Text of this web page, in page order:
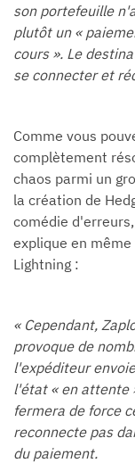
son portefeuille
plutôt un «
cours ». Le
se connecter et
Comme vous
complètement
chaos parmi un
la création de
comédie
explique en
Lightning :
« Cependant,
provoque de
l'expéditeur
l'état « en attente
fermera de force
reconnecte pas
du paiement.